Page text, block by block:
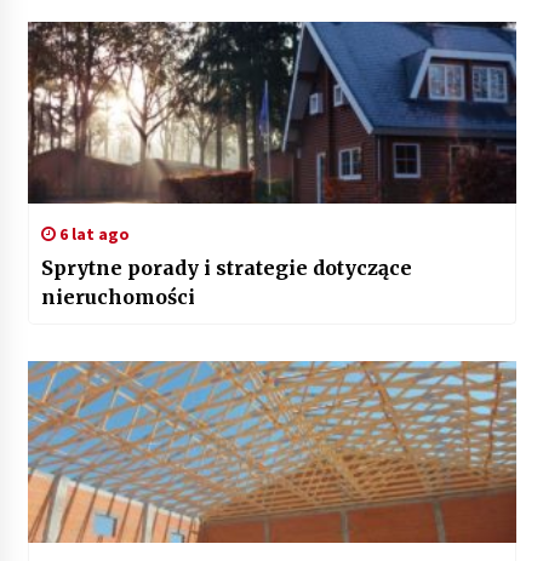
6 lat ago
Sprytne porady i strategie dotyczące
nieruchomości